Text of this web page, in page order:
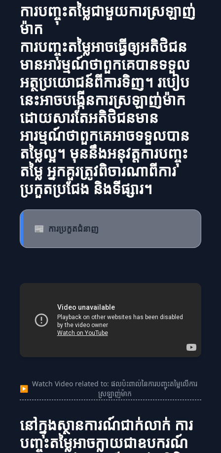
ការបញ្ចុះតម្លៃជាមួយការស្រឡាញ់
ម៉ាក
ការបញ្ចុះតម្លៃអាចធ្វើឲ្យអតិថិជន
មានអារម្មណ៍ថាពួកគេបានទទួល
អត្ថប្រយោជន៍ពីការទិញ។ របៀប
នេះអាចបង្កើនការស្រឡាញ់ម៉ាក
ដោយសារតែអតិថិជនមាន
អារម្មណ៍ថាពួកគេអាចទទួលបាន
តម្លៃល្អ។ មុននឹងអនុវត្តការបញ្ចុះ
តម្លៃ អ្នកគួរត្រូវពិចារណាពីការ
ប្រកួតប្រជែង និងទីផ្សារ។
📰 ការប្រកួតជំនាញ
▶
Watch Video related to: ផលប៉ះពាល់នៃការបញ្ចុះតម្លៃលើការ
ស្រឡាញ់ម៉ាក
នៅក្នុងស្ថានការណ៍ជាក់លាក់ ការ
បញ្ចុះតម្លៃអាចក្លាយជាឧបករណ៍